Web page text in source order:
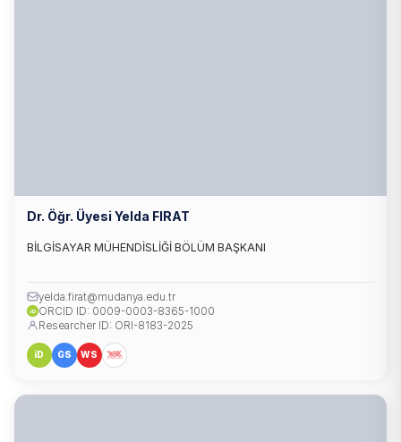
Dr. Öğr. Üyesi Yelda FIRAT
BİLGİSAYAR MÜHENDİSLİĞİ BÖLÜM BAŞKANI
yelda.firat@mudanya.edu.tr
iD ORCID ID: 0009-0003-8365-1000
Researcher ID: ORI-8183-2025
iD GS WS